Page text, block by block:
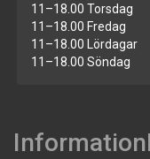
11–18.00 Torsdag
11–18.00 Fredag
11–18.00 Lördagar
11–18.00 Söndag
Information